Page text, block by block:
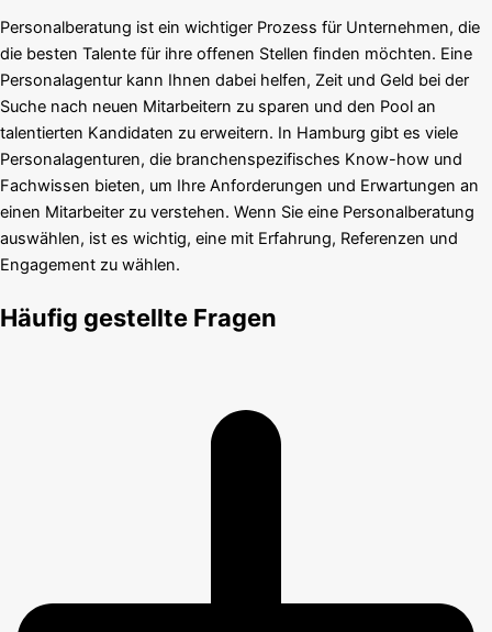
Personalberatung ist ein wichtiger Prozess für Unternehmen, die
die besten Talente für ihre offenen Stellen finden möchten. Eine
Personalagentur kann Ihnen dabei helfen, Zeit und Geld bei der
Suche nach neuen Mitarbeitern zu sparen und den Pool an
talentierten Kandidaten zu erweitern. In Hamburg gibt es viele
Personalagenturen, die branchenspezifisches Know-how und
Fachwissen bieten, um Ihre Anforderungen und Erwartungen an
einen Mitarbeiter zu verstehen. Wenn Sie eine Personalberatung
auswählen, ist es wichtig, eine mit Erfahrung, Referenzen und
Engagement zu wählen.
Häufig gestellte Fragen